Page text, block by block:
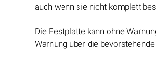
auch wenn sie nicht komplett
Die Festplatte kann ohne
Warnung über die